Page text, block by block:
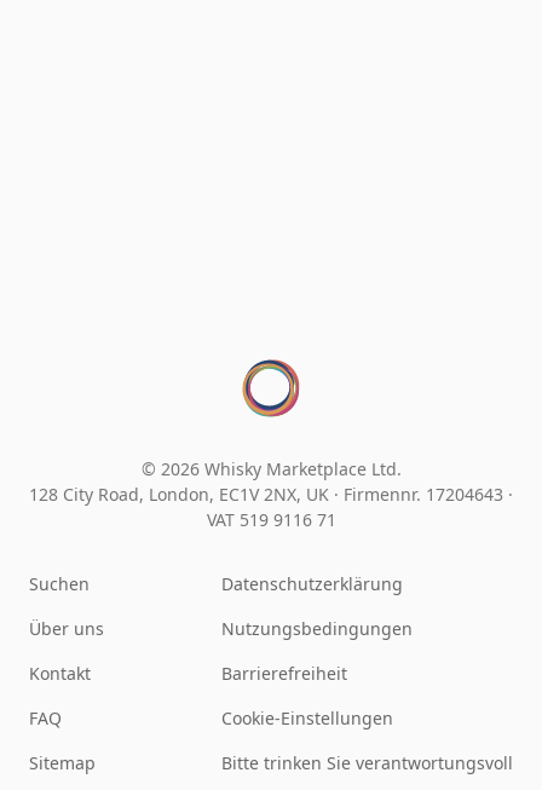
© 2026 Whisky Marketplace Ltd.
128 City Road, London, EC1V 2NX, UK · Firmennr. 17204643 ·
VAT 519 9116 71
Suchen
Über uns
Kontakt
FAQ
Sitemap
Datenschutzerklärung
Nutzungsbedingungen
Barrierefreiheit
Cookie-Einstellungen
Bitte trinken Sie verantwortungsvoll